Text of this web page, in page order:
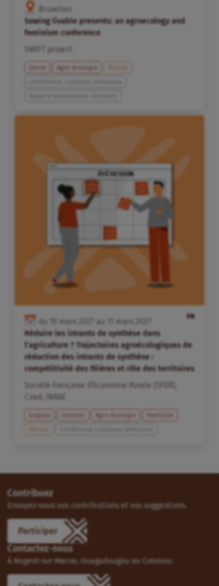
Bruxelles
Sowing livable presents: an agroecology and
feminism conference
SWIFT project
Genre Agro-écologie
Monde
FR
du mars au mars
Réduire les intrants de synthèse dans
l’agriculture ? Trajectoires agroécologiques de
réduction des intrants de synthèse :
compétitivité des filières et rôle des territoires
Société Française d'Economie Rurale (SFER)
Cirad
INRAE
Engrais Intrants Agro-écologie
Pesticide
Monde
Contribuez
Envoyez-nous vos contributions et vos suggestions.
Participer
Contactez-nous
À Nogent-sur-Marne, Ouagadougou ou Cotonou.